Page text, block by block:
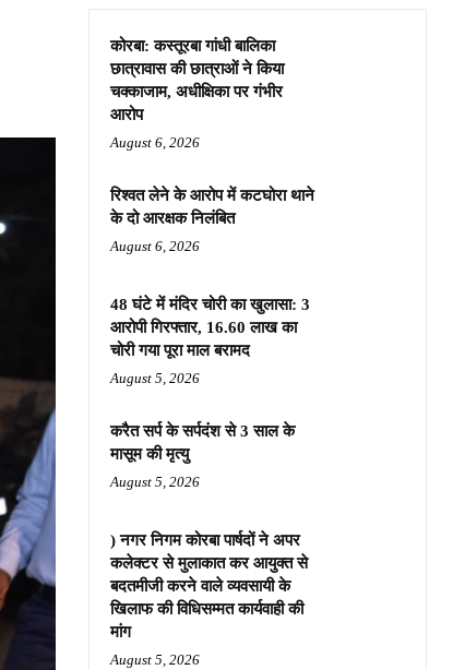
कोरबा: कस्तूरबा गांधी बालिका
छात्रावास की छात्राओं ने किया
चक्काजाम, अधीक्षिका पर गंभीर
आरोप
August 6, 2026
रिश्वत लेने के आरोप में कटघोरा थाने
के दो आरक्षक निलंबित
August 6, 2026
48 घंटे में मंदिर चोरी का खुलासा: 3
आरोपी गिरफ्तार, 16.60 लाख का
चोरी गया पूरा माल बरामद
August 5, 2026
करैत सर्प के सर्पदंश से 3 साल के
मासूम की मृत्यु
August 5, 2026
) नगर निगम कोरबा पार्षदों ने अपर
कलेक्टर से मुलाकात कर आयुक्त से
बदतमीजी करने वाले व्यवसायी के
खिलाफ की विधिसम्मत कार्यवाही की
मांग
August 5, 2026